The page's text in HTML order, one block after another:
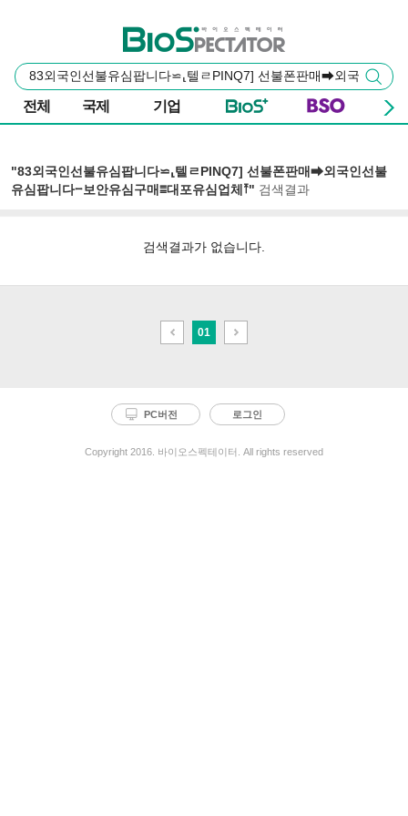
바이오스펙테이터
통
합
검
색
검색
전체 국제 기업
"83외국인선불유심팝니다⋍⸤텔ㄹPINQ7] 선불폰판매➡외국인선불
유심팝니다⧿보안유심구매≣대포유심업체⤒" 검색결과
검색결과가 없습니다.
이
전
01
다
음
PC버전 로그인
Copyright 2016. 바이오스펙테이터. All rights reserved